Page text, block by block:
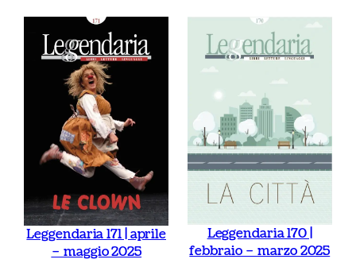
€ 5,00
a
€ 11,00
a
€ 11,00
Leggendaria 171 | aprile
– maggio 2025
Leggendaria 170 |
febbraio – marzo 2025